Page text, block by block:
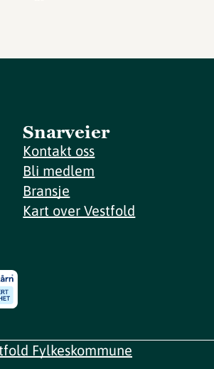
Snarveier
Kontakt oss
Bli medlem
Bransje
Kart over Vestfold
Fylkeskommune